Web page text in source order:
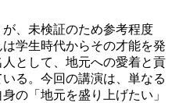
が、未検証のため参考程度
学生時代からその才能を発
として、地元への愛着と貢
る。今回の講演は、単なる
の「地元を盛り上げたい」